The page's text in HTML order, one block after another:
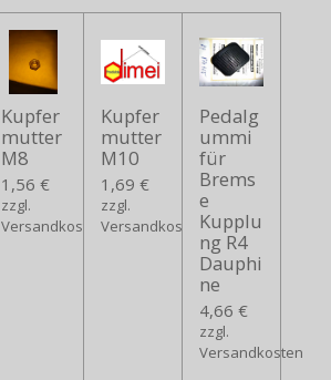
Kupfer
mutter
M8
1,56 €
zzgl.
Versandkosten
Kupfer
mutter
M10
1,69 €
zzgl.
Versandkosten
Pedalg
ummi
für
Brems
e
Kupplu
ng R4
Dauphi
ne
4,66 €
zzgl.
Versandkosten